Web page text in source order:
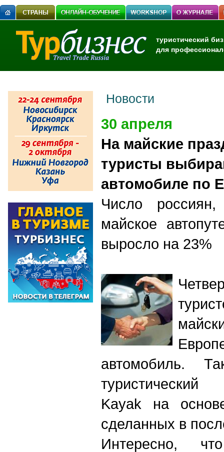
туристический
для
Новости
30 апреля
На майские
туристы
автомобиле по
Число
майское
выросло на 23%
автомобиль.
туристический
Kaуak на
сделанных в
Интересно,